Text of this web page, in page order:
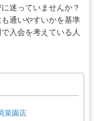
迷っていませんか？
通いやすいかを基準
入会を考えている人
菜園店